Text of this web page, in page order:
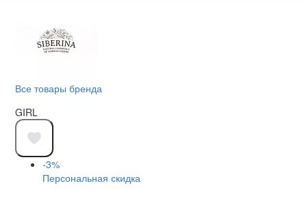
Все товары бренда
GIRL
-3%
Персональная скидка